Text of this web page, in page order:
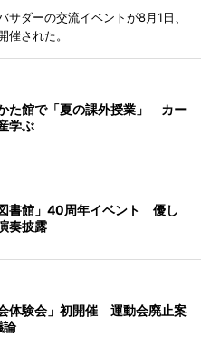
ダーの交流イベントが8月1日、
催された。
た館で「夏の課外授業」 カー
学ぶ
書館」40周年イベント 優し
奏披露
体験会」初開催 運動会廃止案
論